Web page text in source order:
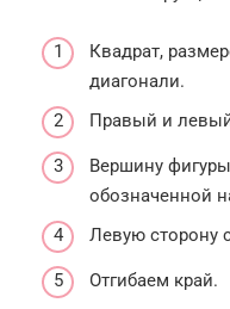
Квадрат,
диагонали.
Правый и
Вершину
обозначенной
Левую сторону
Отгибаем край.